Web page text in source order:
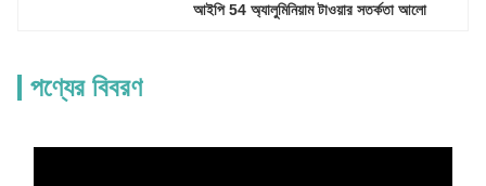
আইপি 54 অ্যালুমিনিয়াম টাওয়ার সতর্কতা আলো
পণ্যের বিবরণ